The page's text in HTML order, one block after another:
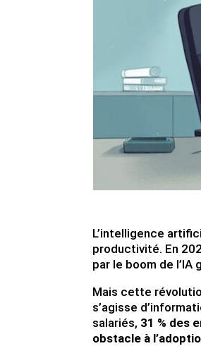
L’intelligence
productivité. En
par le boom de l’IA
Mais cette
s’agisse
salariés, 31 % des
obstacle à